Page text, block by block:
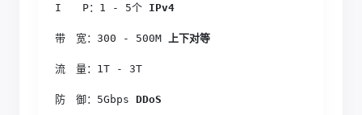
I　　P：1 - 5个 IPv4
带　宽：300 - 500M 上下对等
流　量：1T - 3T
防　御：5Gbps DDoS